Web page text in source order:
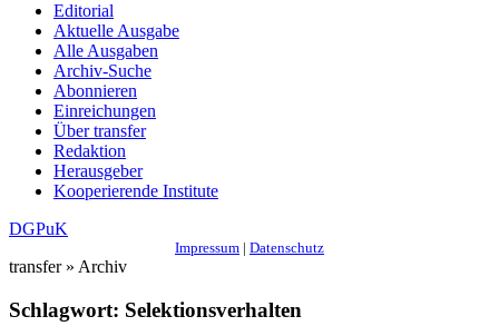
Editorial
Aktuelle Ausgabe
Alle Ausgaben
Archiv-Suche
Abonnieren
Einreichungen
Über transfer
Redaktion
Herausgeber
Kooperierende Institute
DGPuK
Impressum | Datenschutz
transfer » Archiv
Schlagwort: Selektionsverhalten